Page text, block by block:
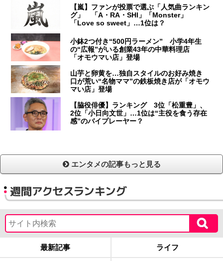
【嵐】ファンが投票で選ぶ「人気曲ランキン
グ」 「A・RA・SHI」「Monster」
「Love so sweet」…1位は？
小鉢2つ付き“500円ラーメン” 小学4年生
の“広報”がいる創業43年の中華料理店
「オモウマい店」登場
山芋と卵黄を…独自スタイルのお好み焼き
口が荒い“名物ママ”の鉄板焼き店が「オモウ
マい店」登場
【脇役俳優】ランキング 3位「松重豊」、
2位「小日向文世」…1位は“主役を食う存在
感”のバイプレーヤー？
エンタメの記事もっと見る
週間アクセスランキング
最新記事 ライフ